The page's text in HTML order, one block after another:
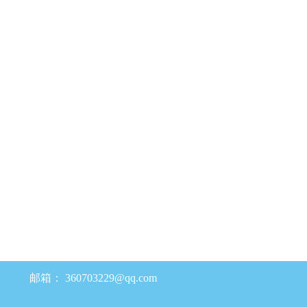
邮箱： 360703229@qq.com